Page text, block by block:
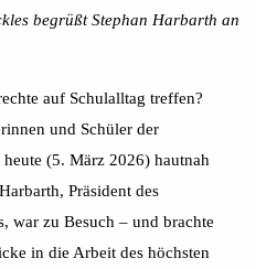
begrüßt Stephan Harbarth an
auf Schulalltag treffen?
und Schüler der
(5. März 2026) hautnah
Präsident des
war zu Besuch – und brachte
in die Arbeit des höchsten